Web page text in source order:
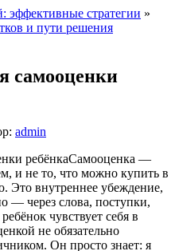
эффективные стратегии »
и пути решения
самооценки
admin
Самооценка —
и не то, что можно купить в
Это внутреннее убеждение,
— через слова, поступки,
чувствует себя в
не обязательно
Он просто знает: я